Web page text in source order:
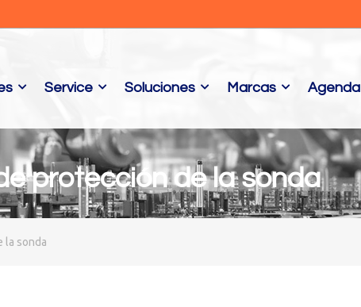
Service Soluciones Marcas Agenda
protección de la sonda
la sonda